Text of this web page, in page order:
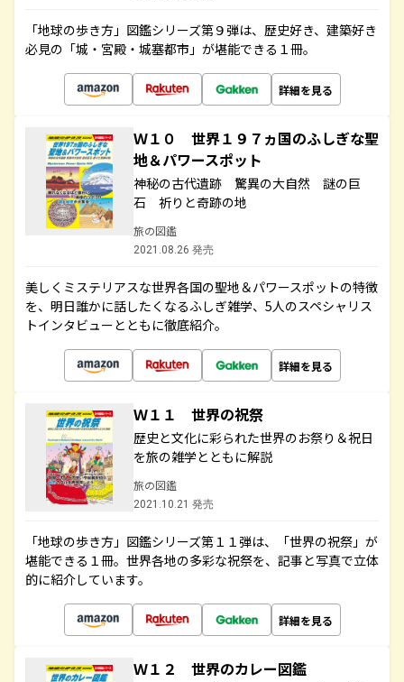
「地球の歩き方」図鑑シリーズ第９弾は、歴史好き、建築好き
必見の「城・宮殿・城塞都市」が堪能できる１冊。
詳細を見る
Ｗ１０ 世界１９７ヵ国のふしぎな聖
地＆パワースポット
神秘の古代遺跡 驚異の大自然 謎の巨
石 祈りと奇跡の地
旅の図鑑
2021.08.26 発売
美しくミステリアスな世界各国の聖地＆パワースポットの特徴
を、明日誰かに話したくなるふしぎ雑学、5人のスペシャリス
トインタビューとともに徹底紹介。
詳細を見る
Ｗ１１ 世界の祝祭
歴史と文化に彩られた世界のお祭り＆祝日
を旅の雑学とともに解説
旅の図鑑
2021.10.21 発売
「地球の歩き方」図鑑シリーズ第１１弾は、「世界の祝祭」が
堪能できる１冊。世界各地の多彩な祝祭を、記事と写真で立体
的に紹介しています。
詳細を見る
Ｗ１２ 世界のカレー図鑑